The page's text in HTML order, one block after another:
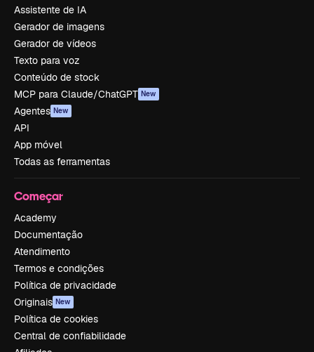
Assistente de IA
Gerador de imagens
Gerador de vídeos
Texto para voz
Conteúdo de stock
MCP para Claude/ChatGPT New
Agentes New
API
App móvel
Todas as ferramentas
Começar
Academy
Documentação
Atendimento
Termos e condições
Política de privacidade
Originais New
Política de cookies
Central de confiabilidade